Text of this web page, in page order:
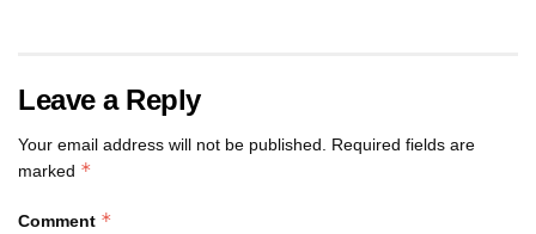
Leave a Reply
Your email address will not be published. Required fields are
marked *
Comment *